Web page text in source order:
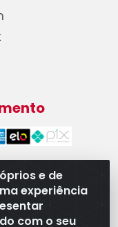
e de
experiência
com o seu
LTDA - CNPJ
667 - Parque
74375-660